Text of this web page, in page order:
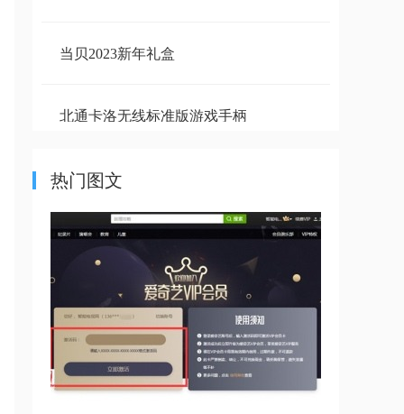
当贝2023新年礼盒
北通卡洛无线标准版游戏手柄
当贝2022月饼礼盒
2022年望月计划收到！
当贝2022年望月计划月饼收到！
神操作用北通-北通蝙蝠4游戏手柄
热门图文